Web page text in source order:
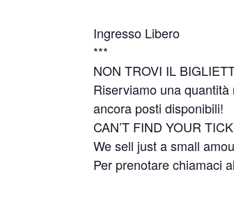
Ingresso Libero
***
NON TROVI IL
Riserviamo una
ancora posti disponibili!
CAN’T FIND YOUR
We sell just a small
Per prenotare chiamaci